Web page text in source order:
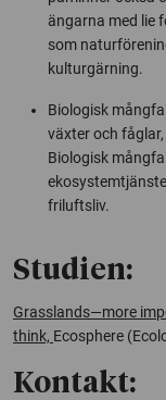
ängarna med lie
som
kulturgärning.
Biologisk
växter och
Biologisk
friluftsliv.
Studien:
Grasslands—more
think, Ecosphere
Kontakt: